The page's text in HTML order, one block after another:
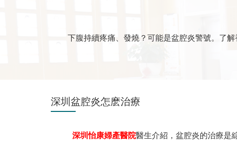
下腹持續疼痛、發燒？可能是盆腔炎警號。了
深圳盆腔炎怎麽治療
深圳怡康婦產醫院醫生介紹，盆腔炎的治療是